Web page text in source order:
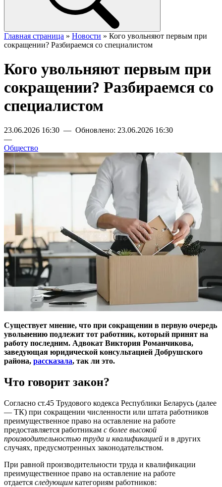
Главная страница » Новости » Кого увольняют первым при
сокращении? Разбираемся со специалистом
Кого увольняют первым при
сокращении? Разбираемся со
специалистом
23.06.2026 16:30 — Обновлено: 23.06.2026 16:30
—
Общество
Существует мнение, что при сокращении в первую очередь
увольнению подлежит тот работник, который принят на
работу последним. Адвокат Виктория Романчикова,
заведующая юридической консультацией Добрушского
района, рассказала, так ли это.
Что говорит закон?
Согласно ст.45 Трудового кодекса Республики Беларусь (далее
— ТК) при сокращении численности или штата работников
преимущественное право на оставление на работе
предоставляется работникам с более высокой
производительностью труда и квалификацией и в других
случаях, предусмотренных законодательством.
При равной производительности труда и квалификации
преимущественное право на оставление на работе
отдается следующим категориям работников: